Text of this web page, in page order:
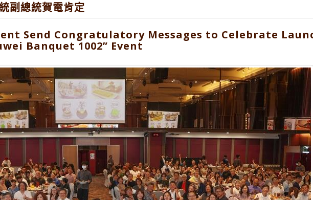
副總統賀電肯定
Send Congratulatory Messages to Celebrate
Banquet 1002” Event